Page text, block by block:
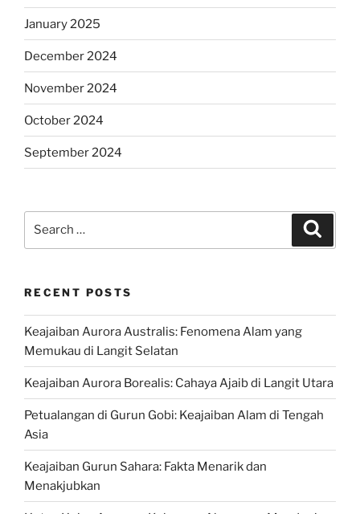
January 2025
December 2024
November 2024
October 2024
September 2024
RECENT POSTS
Keajaiban Aurora Australis: Fenomena Alam yang
Memukau di Langit Selatan
Keajaiban Aurora Borealis: Cahaya Ajaib di Langit Utara
Petualangan di Gurun Gobi: Keajaiban Alam di Tengah
Asia
Keajaiban Gurun Sahara: Fakta Menarik dan
Menakjubkan